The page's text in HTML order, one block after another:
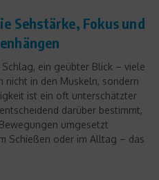
Sehstärke, Fokus und
ein geübter Blick – viele
nicht in den Muskeln, sondern
ist ein oft unterschätzter
darüber bestimmt,
umgesetzt
Schießen oder im Alltag – das